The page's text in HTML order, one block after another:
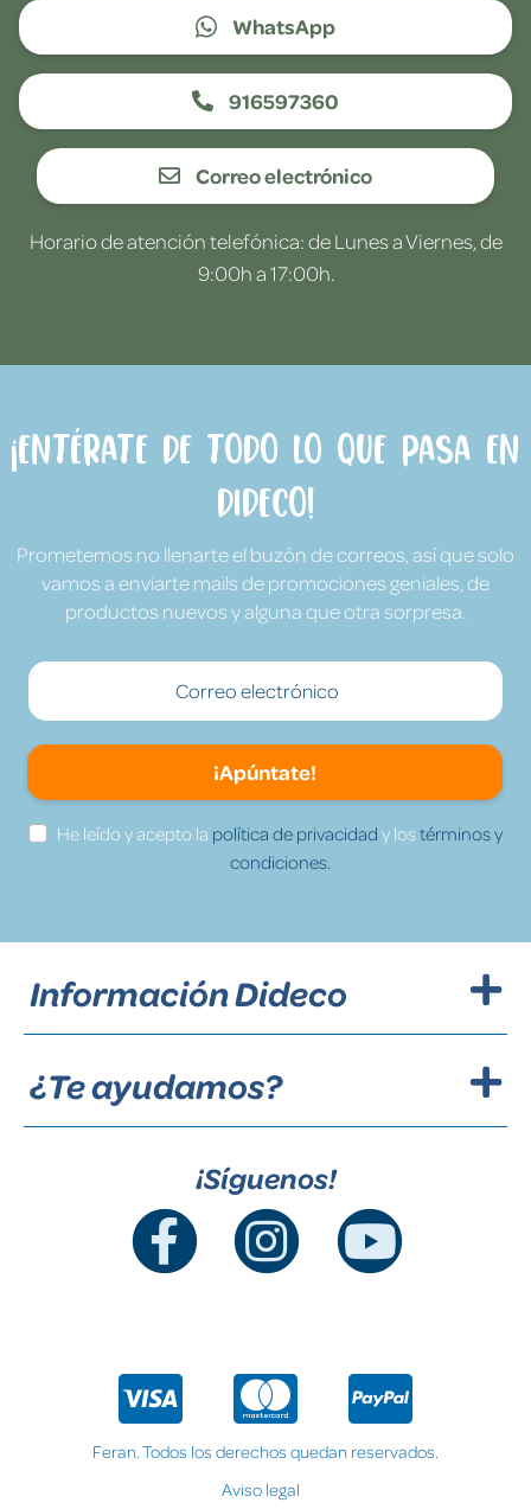
WhatsApp
916597360
Correo electrónico
Horario de atención telefónica: de Lunes a Viernes, de
9:00h a 17:00h.
¡Entérate de todo lo que pasa en
Dideco!
Prometemos no llenarte el buzón de correos, así que solo
vamos a enviarte mails de promociones geniales, de
productos nuevos y alguna que otra sorpresa.
¡Apúntate!
He leído y acepto la política de privacidad y lostérminos y
condiciones.
Información Dideco
¿Te ayudamos?
¡Síguenos!
Feran. Todos los derechos quedan reservados.
Aviso legal